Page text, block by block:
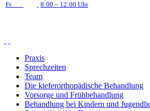
Fr
8:00 – 12:00 Uhr
Praxis
Sprechzeiten
Team
Die kieferorthopädische Behandlung
Vorsorge und Frühbehandlung
Behandlung bei Kindern und